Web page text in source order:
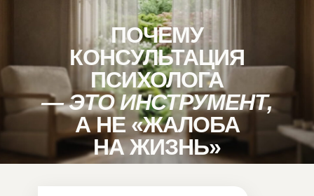
ПОЧЕМУ
КОНСУЛЬТАЦИЯ
ПСИХОЛОГА
— ЭТО ИНСТРУМЕНТ,
А НЕ «ЖАЛОБА
НА ЖИЗНЬ»